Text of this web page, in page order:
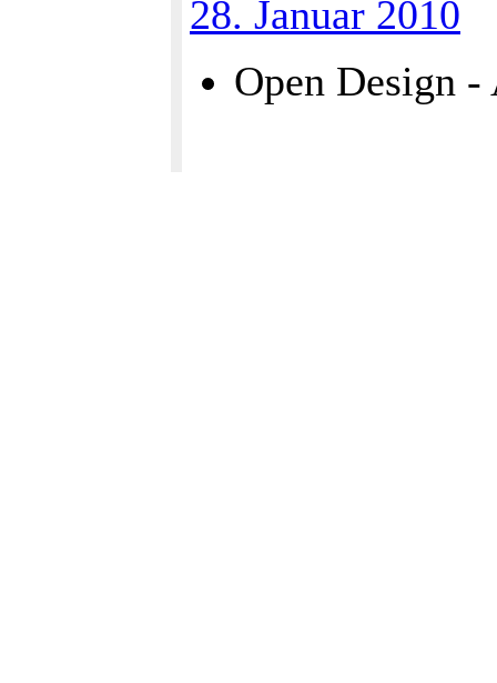
28. Januar 2010
Open Design